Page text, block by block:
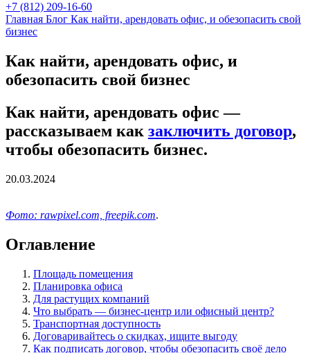
+7 (812) 209-16-60
Главная Блог Как найти, арендовать офис, и обезопасить свой
бизнес
Как найти, арендовать офис, и
обезопасить свой бизнес
Как найти, арендовать офис —
рассказываем как заключить договор,
чтобы обезопасить бизнес.
20.03.2024
Фото: rawpixel.com, freepik.com.
Оглавление
Площадь помещения
Планировка офиса
Для растущих компаний
Что выбрать — бизнес-центр или офисный центр?
Транспортная доступность
Договаривайтесь о скидках, ищите выгоду
Как подписать договор, чтобы обезопасить своё дело